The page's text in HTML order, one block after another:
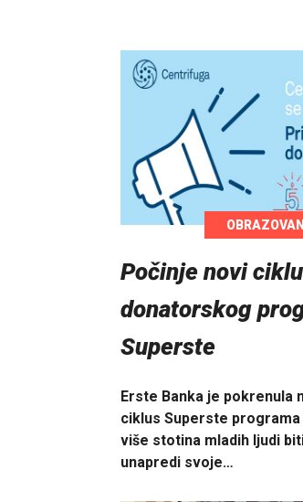
Počinje novi
donatorskog
Superste
Erste Banka je pokrenula
ciklus Superste
više stotina mladih ljudi
unapredi svoje…